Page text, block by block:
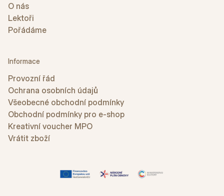
O nás
Lektoři
Pořádáme
Informace
Provozní řád
Ochrana osobních údajů
Všeobecné obchodní podmínky
Obchodní podmínky pro e-shop
Kreativní voucher MPO
Vrátit zboží